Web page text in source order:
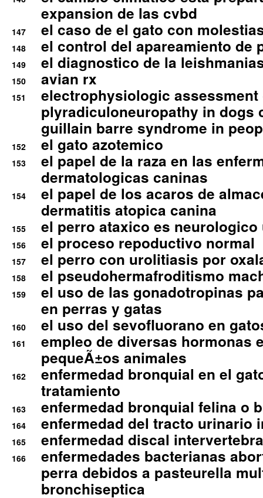
expansion de las cvbd
147 el caso de el gato con
148 el control del apareamiento de
149 el diagnostico de la
150 avian rx
151
electrophysiologic assessment
plyradiculoneuropathy in dogs
guillain barre syndrome in
152 el gato azotemico
153
el papel de la raza en las
dermatologicas caninas
154
el papel de los acaros de
dermatitis atopica canina
155 el perro ataxico es
156 el proceso repoductivo normal
157 el perro con urolitiasis por
158 el pseudohermafroditismo
159
el uso de las gonadotropinas
en perras y gatas
160 el uso del sevofluorano en
161
empleo de diversas hormonas
pequeÃ±os animales
162
enfermedad bronquial en el
tratamiento
163 enfermedad bronquial felina o
164 enfermedad del tracto urinario
165 enfermedad discal
166
enfermedades bacterianas
perra debidos a pasteurella
bronchiseptica